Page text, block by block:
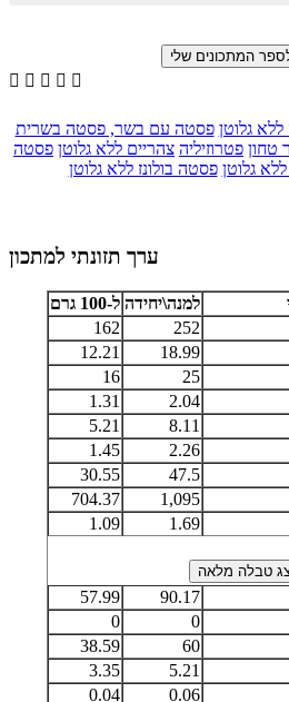
    
גלוטן פסטה עם בשר, פסטה בשרית
טחון פטרוזיליה צהריים ללא גלוטן פסטה
גלוטן פסטה בולונז ללא גלוטן
ערך תזונתי למתכון
למנה\יחידה ל-100 גרם
252
162
18.99
12.21
25
16
2.04
1.31
8.11
5.21
2.26
1.45
47.5
30.55
1,095
704.37
1.69
1.09
90.17
57.99
0
0
60
38.59
5.21
3.35
0.06
0.04